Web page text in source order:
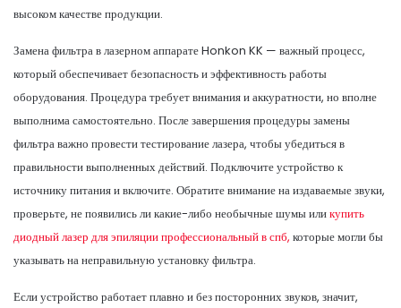
высоком качестве продукции.
Замена фильтра в лазерном аппарате Honkon KK — важный процесс,
который обеспечивает безопасность и эффективность работы
оборудования. Процедура требует внимания и аккуратности, но вполне
выполнима самостоятельно. После завершения процедуры замены
фильтра важно провести тестирование лазера, чтобы убедиться в
правильности выполненных действий. Подключите устройство к
источнику питания и включите. Обратите внимание на издаваемые звуки,
проверьте, не появились ли какие-либо необычные шумы иликупить
диодный лазер для эпиляции профессиональный в спб, которые могли бы
указывать на неправильную установку фильтра.
Если устройство работает плавно и без посторонних звуков, значит,